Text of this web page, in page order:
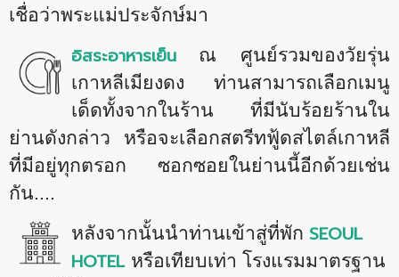
เชื่อว่าพระแม่ประจักษ์มา
อิสระอาหารเย็น
ณ ศูนย์รวมของวัยรุ่น
เกาหลีเมียงดง ท่านสามารถเลือกเมนู
เด็ดทั้งจากในร้าน ที่มีนับร้อยร้านใน
ย่านดังกล่าว หรือจะเลือกสตรีทฟู้ดสไตล์เกาหลี
ที่มีอยู่ทุกตรอก ซอกซอยในย่านนี้อีกด้วยเช่น
กัน....
หลังจากนั้นนำท่านเข้าสู่ที่พัก SEOUL
HOTEL หรือเทียบเท่า โรงแรมมาตรฐาน